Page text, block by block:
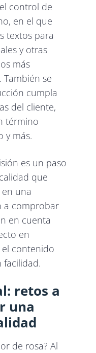
control de
en el que
textos para
y otras
más
se
cumpla
del cliente,
término
y más.
es un paso
que
una
a comprobar
en cuenta
en
el contenido
facilidad.
retos a
una
de rosa? Al